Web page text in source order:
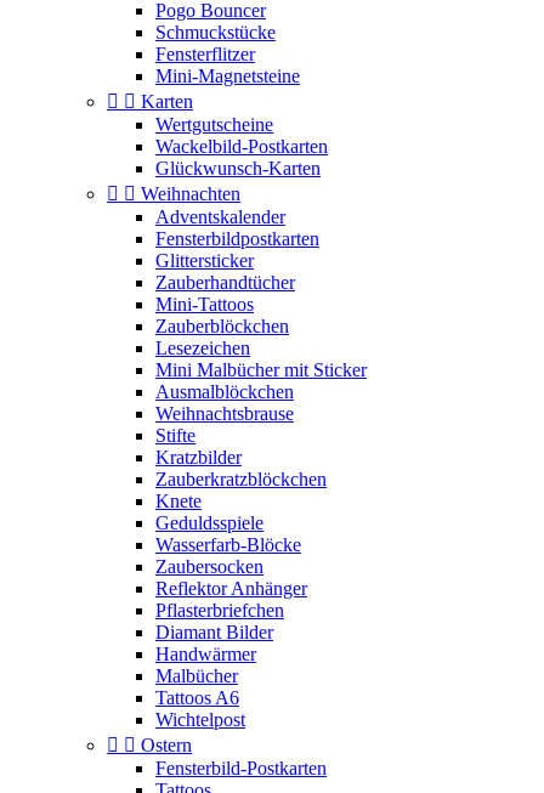
Pogo Bouncer
Schmuckstücke
Fensterflitzer
Mini-Magnetsteine
  Karten
Wertgutscheine
Wackelbild-Postkarten
Glückwunsch-Karten
  Weihnachten
Adventskalender
Fensterbildpostkarten
Glittersticker
Zauberhandtücher
Mini-Tattoos
Zauberblöckchen
Lesezeichen
Mini Malbücher mit Sticker
Ausmalblöckchen
Weihnachtsbrause
Stifte
Kratzbilder
Zauberkratzblöckchen
Knete
Geduldsspiele
Wasserfarb-Blöcke
Zaubersocken
Reflektor Anhänger
Pflasterbriefchen
Diamant Bilder
Handwärmer
Malbücher
Tattoos A6
Wichtelpost
  Ostern
Fensterbild-Postkarten